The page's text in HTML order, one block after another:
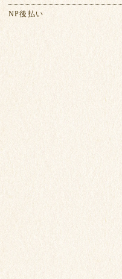
NP後払い